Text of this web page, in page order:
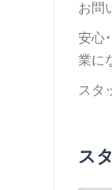
お問
安心
業に
スタ
ス